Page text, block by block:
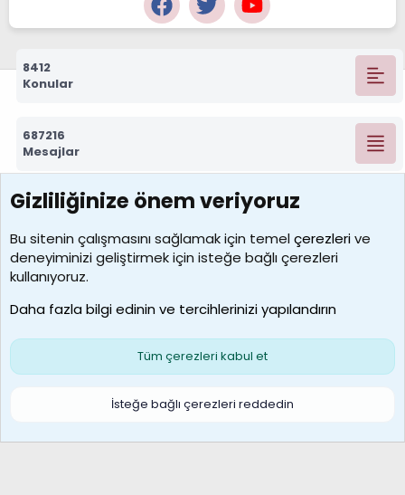
8412
Konular
687216
Mesajlar
7388
Kullanıcılar
borabekirogluu
Son üye
Çerezler
S
Gizliliğinize önem veriyoruz
Bu sitenin çalışmasını sağlamak için temelçerezlerive
deneyiminizi geliştirmek için isteğe bağlı çerezleri
kullanıyoruz.
Daha fazla bilgi edinin ve tercihlerinizi yapılandırın
Tüm çerezleri kabul et
İsteğe bağlı çerezleri reddedin